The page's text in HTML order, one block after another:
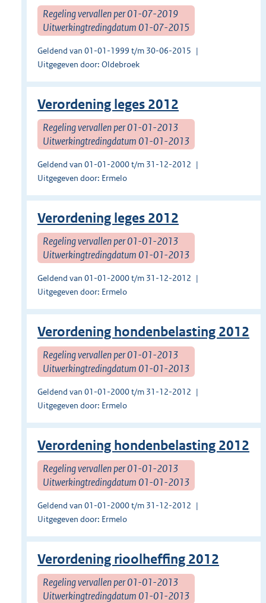
Regeling vervallen per 01-07-2019
Uitwerkingtredingdatum 01-07-2015
Geldend van 01-01-1999 t/m 30-06-2015
Uitgegeven door: Oldebroek
Verordening leges 2012
Regeling vervallen per 01-01-2013
Uitwerkingtredingdatum 01-01-2013
Geldend van 01-01-2000 t/m 31-12-2012
Uitgegeven door: Ermelo
Verordening leges 2012
Regeling vervallen per 01-01-2013
Uitwerkingtredingdatum 01-01-2013
Geldend van 01-01-2000 t/m 31-12-2012
Uitgegeven door: Ermelo
Verordening hondenbelasting 2012
Regeling vervallen per 01-01-2013
Uitwerkingtredingdatum 01-01-2013
Geldend van 01-01-2000 t/m 31-12-2012
Uitgegeven door: Ermelo
Verordening hondenbelasting 2012
Regeling vervallen per 01-01-2013
Uitwerkingtredingdatum 01-01-2013
Geldend van 01-01-2000 t/m 31-12-2012
Uitgegeven door: Ermelo
Verordening rioolheffing 2012
Regeling vervallen per 01-01-2013
Uitwerkingtredingdatum 01-01-2013